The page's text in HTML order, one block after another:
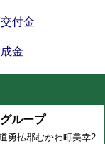
付金
金
ループ
勇払郡むかわ町美幸2